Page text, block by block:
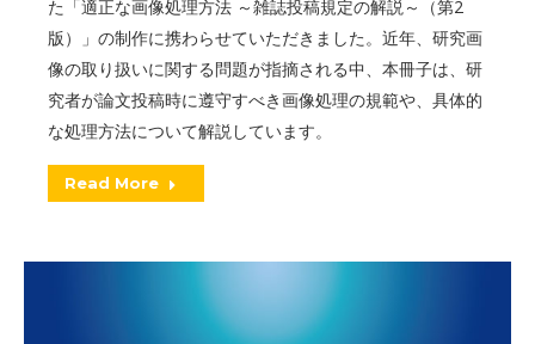
た「適正な画像処理方法 ～雑誌投稿規定の解説～（第2
版）」の制作に携わらせていただきました。近年、研究画
像の取り扱いに関する問題が指摘される中、本冊子は、研
究者が論文投稿時に遵守すべき画像処理の規範や、具体的
な処理方法について解説しています。
Read More